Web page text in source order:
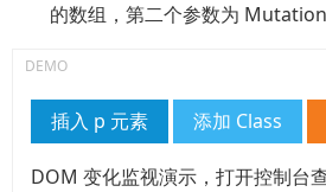
的数组，第二个参数为
插入 p 元素 添加 Class
DOM 变化监视演示，打开控制台